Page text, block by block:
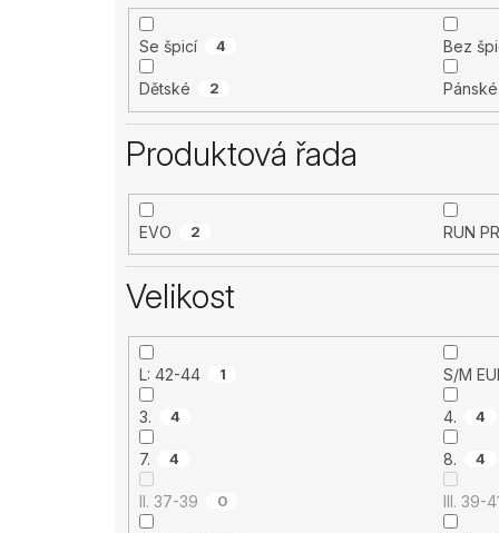
Se špicí 4 Bez
Dětské 2 Pánské
Produktová řada
EVO 2 RUN
Velikost
L: 42-44 1 S/
3. 4 4. 4
7. 4 8. 4
II. 37-39 0 III. 39-